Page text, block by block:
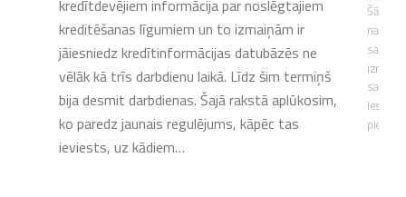
kredītdevējiem informācija par noslēgtajiem
kreditēšanas līgumiem un to izmaiņām ir
jāiesniedz kredītinformācijas datubāzēs ne
vēlāk kā trīs darbdienu laikā. Līdz šim termiņš
bija desmit darbdienas. Šajā rakstā aplūkosim,
ko paredz jaunais regulējums, kāpēc tas
ieviests, uz kādiem…
Šādās
naudu,